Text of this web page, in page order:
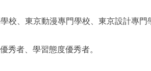
校、東京動漫專門學校、東京設計專門
秀者、學習態度優秀者。